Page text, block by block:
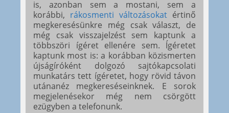
is, azonban sem a mostani, sem a
korábbi, rákosmenti változásokat értinő
megkeresésünkre még csak választ, de
még csak visszajelzést sem kaptunk a
többszöri ígéret ellenére sem. Ígéretet
kaptunk most is: a korábban közismerten
újságíróként dolgozó sajtókapcsolati
munkatárs tett ígéretet, hogy rövid távon
utánanéz megkereséseinknek. E sorok
megjelenésekor még nem csörgött
ezügyben a telefonunk.